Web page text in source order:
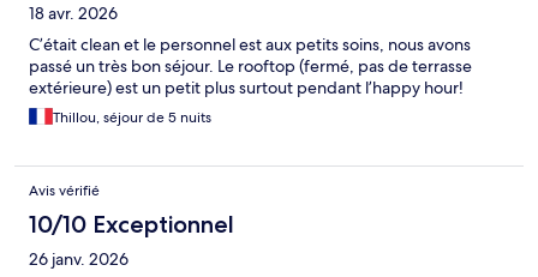
18 avr. 2026
C’était clean et le personnel est aux petits soins, nous avons
passé un très bon séjour. Le rooftop (fermé, pas de terrasse
extérieure) est un petit plus surtout pendant l’happy hour!
Thillou, séjour de 5 nuits
Avis vérifié
10/10 Exceptionnel
26 janv. 2026